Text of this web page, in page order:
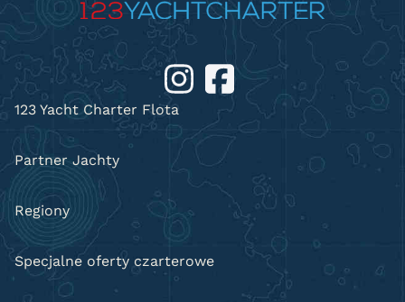
123 Yacht Charter Flota
Partner Jachty
Regiony
Specjalne oferty czarterowe